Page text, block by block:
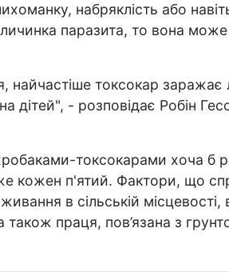
набряклість або
паразита, то вона може
найчастіше токсокар заражає
дітей", - розповідає Робін
токсокарами хоча б
кожен п'ятий. Фактори, що
в сільській
також праця, пов’язана з